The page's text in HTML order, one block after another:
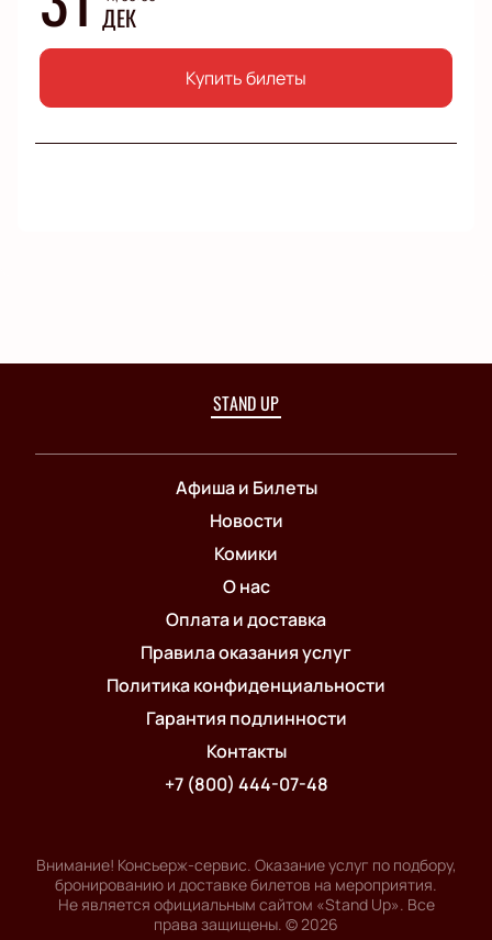
ДЕК
Купить билеты
STAND UP
Афиша и Билеты
Новости
Комики
О нас
Оплата и доставка
Правила оказания услуг
Политика конфиденциальности
Гарантия подлинности
Контакты
+7 (800) 444-07-48
Внимание! Консьерж-сервис. Оказание услуг по подбору,
бронированию и доставке билетов на мероприятия.
Не является официальным сайтом «Stand Up». Все
права защищены. ©2026